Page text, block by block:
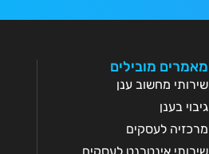
מאמרים מובילים
שירותי מחשוב ענן
גיבוי בענן
מרכזיה לעסקים